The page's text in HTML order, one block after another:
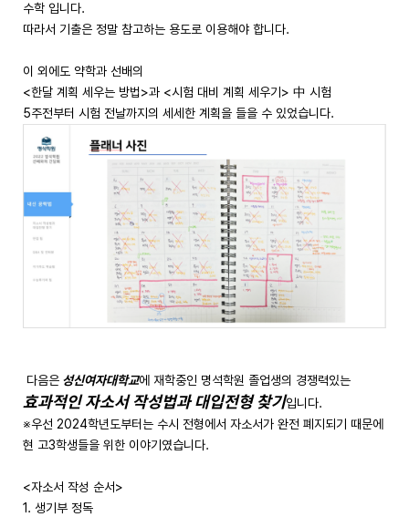
수학 입니다.
따라서 기출은 정말 참고하는 용도로 이용해야 합니다.
이 외에도 약학과 선배의
<한달 계획 세우는 방법>과 <시험 대비 계획 세우기> 中 시험
5주전부터 시험 전날까지의 세세한 계획을 들을 수 있었습니다.
다음은 성신여자대학교에 재학중인 명석학원 졸업생의 경쟁력있는
효과적인 자소서 작성법과 대입전형 찾기입니다.
※우선 2024학년도부터는 수시 전형에서 자소서가 완전 폐지되기 때문에
현 고3학생들을 위한 이야기였습니다.
<자소서 작성 순서>
1. 생기부 정독